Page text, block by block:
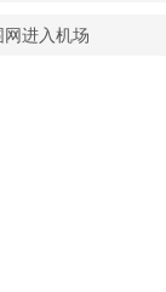
进入机场